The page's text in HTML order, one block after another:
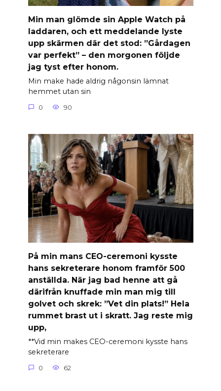
Min man glömde sin Apple Watch på
laddaren, och ett meddelande lyste
upp skärmen där det stod: ”Gårdagen
var perfekt” – den morgonen följde
jag tyst efter honom.
Min make hade aldrig någonsin lämnat
hemmet utan sin
0 90
På min mans CEO-ceremoni kysste
hans sekreterare honom framför 500
anställda. När jag bad henne att gå
därifrån knuffade min man mig till
golvet och skrek: ”Vet din plats!” Hela
rummet brast ut i skratt. Jag reste mig
upp,
**Vid min makes CEO-ceremoni kysste hans
sekreterare
0 62